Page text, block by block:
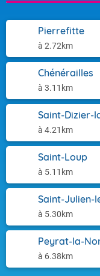
Pierrefitte
à 2.72km
Chénérailles
à 3.11km
Saint-Dizier-
à 4.21km
Saint-Loup
à 5.11km
Saint-Julien-
à 5.30km
Peyrat-la-
à 6.38km